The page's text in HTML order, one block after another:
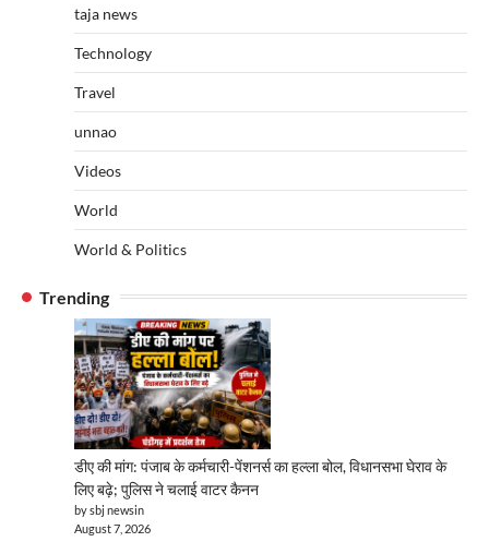
taja news
Technology
Travel
unnao
Videos
World
World & Politics
Trending
डीए की मांग: पंजाब के कर्मचारी-पेंशनर्स का हल्ला बोल, विधानसभा घेराव के
लिए बढ़े; पुलिस ने चलाई वाटर कैनन
by sbj newsin
August 7, 2026